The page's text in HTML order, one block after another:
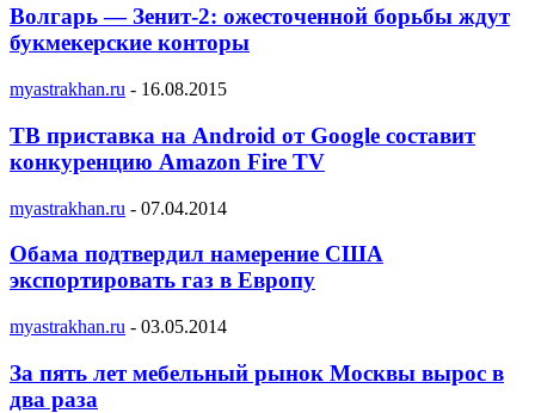
Волгарь — Зенит-2: ожесточенной борьбы ждут
букмекерские конторы
myastrakhan.ru - 16.08.2015
ТВ приставка на Android от Google составит
конкуренцию Amazon Fire TV
myastrakhan.ru - 07.04.2014
Обама подтвердил намерение США
экспортировать газ в Европу
myastrakhan.ru - 03.05.2014
За пять лет мебельный рынок Москвы вырос в
два раза